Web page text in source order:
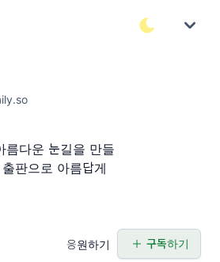
름다운 눈길을 만들
판으로 아름답게
응원하기 구독하기